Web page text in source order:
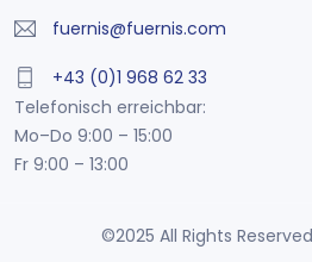
fuernis@fuernis.com
+43 (0)1 968 62 33
Telefonisch erreichbar:
Mo–Do 9:00 – 15:00
Fr 9:00 – 13:00
©2025 All Rights